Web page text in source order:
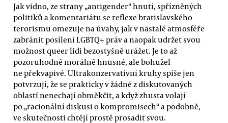
Jak vidno, ze strany „antigender“ hnutí, spřízněných
politiků a komentariátu se reflexe bratislavského
terorismu omezuje na úvahy, jak v nastalé atmosféře
zabránit posílení LGBTQ+ práv a naopak udržet svou
možnost queer lidi bezostyšně urážet. Je to až
pozoruhodně morálně hnusné, ale bohužel
ne překvapivé. Ultrakonzervativní kruhy spíše jen
potvrzují, že se prakticky v žádné z diskutovaných
oblastí nenechají obměkčit, a když zhusta volají
po „racionální diskusi o kompromisech“ a podobně,
ve skutečnosti chtějí prostě prosadit svou.